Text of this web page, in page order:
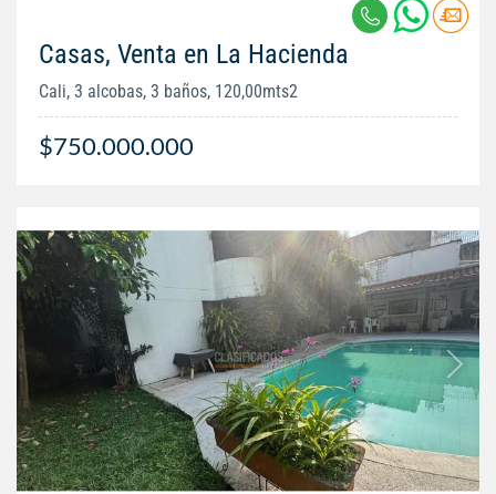
Casas, Venta en La Hacienda
Cali, 3 alcobas, 3 baños, 120,00mts2
$750.000.000